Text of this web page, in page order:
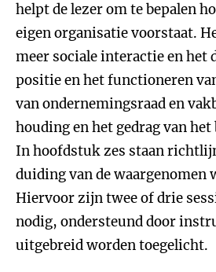
helpt de lezer om te bepalen
eigen organisatie voorstaat.
meer sociale interactie en het
positie en het functioneren
van ondernemingsraad en
houding en het gedrag van het
In hoofdstuk zes staan
duiding van de waargenomen
Hiervoor zijn twee of drie
nodig, ondersteund door
uitgebreid worden toegelicht.